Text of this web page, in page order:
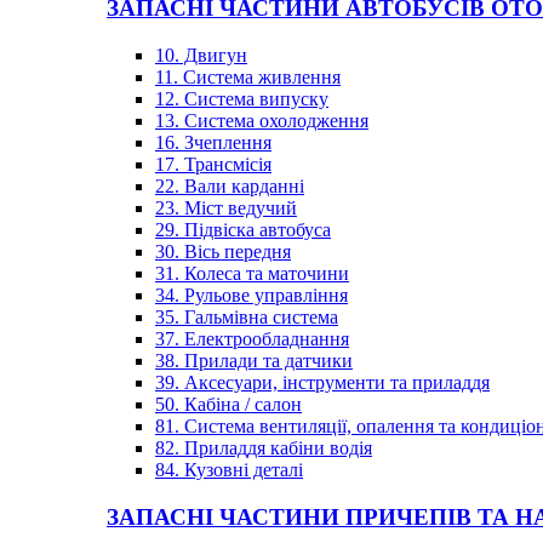
ЗАПАСНІ ЧАСТИНИ АВТОБУСІВ
10. Двигун
11. Система живлення
12. Система випуску
13. Система охолодження
16. Зчеплення
17. Трансмісія
22. Вали карданні
23. Міст ведучий
29. Підвіска автобуса
30. Вісь передня
31. Колеса та маточини
34. Рульове управління
35. Гальмівна система
37. Електрообладнання
38. Прилади та датчики
39. Аксесуари, інструменти та приладдя
50. Кабіна / салон
81. Система вентиляції, опалення та
82. Приладдя кабіни водія
84. Кузовні деталі
ЗАПАСНІ ЧАСТИНИ ПРИЧЕПІВ ТА